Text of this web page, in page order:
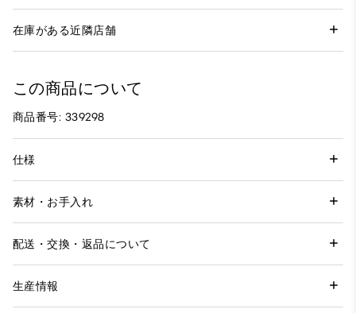
在庫がある近隣店舗
この商品について
商品番号: 339298
仕様
素材・お手入れ
配送・交換・返品について
生産情報